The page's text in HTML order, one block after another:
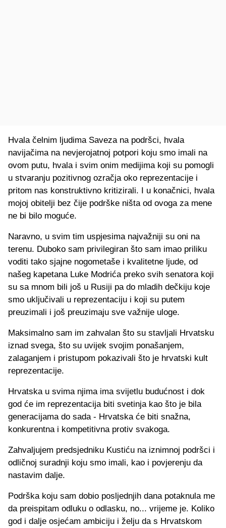
Hvala čelnim ljudima Saveza na podršci, hvala
navijačima na nevjerojatnoj potpori koju smo imali na
ovom putu, hvala i svim onim medijima koji su pomogli
u stvaranju pozitivnog ozračja oko reprezentacije i
pritom nas konstruktivno kritizirali. I u konačnici, hvala
mojoj obitelji bez čije podrške ništa od ovoga za mene
ne bi bilo moguće.
Naravno, u svim tim uspjesima najvažniji su oni na
terenu. Duboko sam privilegiran što sam imao priliku
voditi tako sjajne nogometaše i kvalitetne ljude, od
našeg kapetana Luke Modrića preko svih senatora koji
su sa mnom bili još u Rusiji pa do mladih dečkiju koje
smo uključivali u reprezentaciju i koji su putem
preuzimali i još preuzimaju sve važnije uloge.
Maksimalno sam im zahvalan što su stavljali Hrvatsku
iznad svega, što su uvijek svojim ponašanjem,
zalaganjem i pristupom pokazivali što je hrvatski kult
reprezentacije.
Hrvatska u svima njima ima svijetlu budućnost i dok
god će im reprezentacija biti svetinja kao što je bila
generacijama do sada - Hrvatska će biti snažna,
konkurentna i kompetitivna protiv svakoga.
Zahvaljujem predsjedniku Kustiću na iznimnoj podršci i
odličnoj suradnji koju smo imali, kao i povjerenju da
nastavim dalje.
Podrška koju sam dobio posljednjih dana potaknula me
da preispitam odluku o odlasku, no... vrijeme je. Koliko
god i dalje osjećam ambiciju i želju da s Hrvatskom